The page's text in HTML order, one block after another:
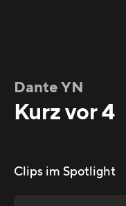
Dante YN
Kurz vor 4
Clips im Spotlight